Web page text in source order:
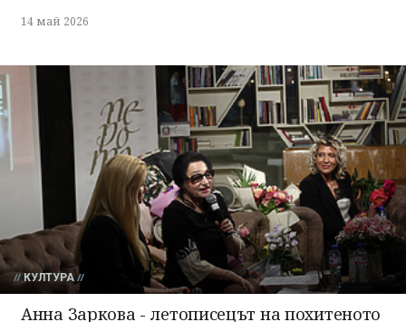
14 май 2026
КУЛТУРА
Анна Заркова - летописецът на похитеното